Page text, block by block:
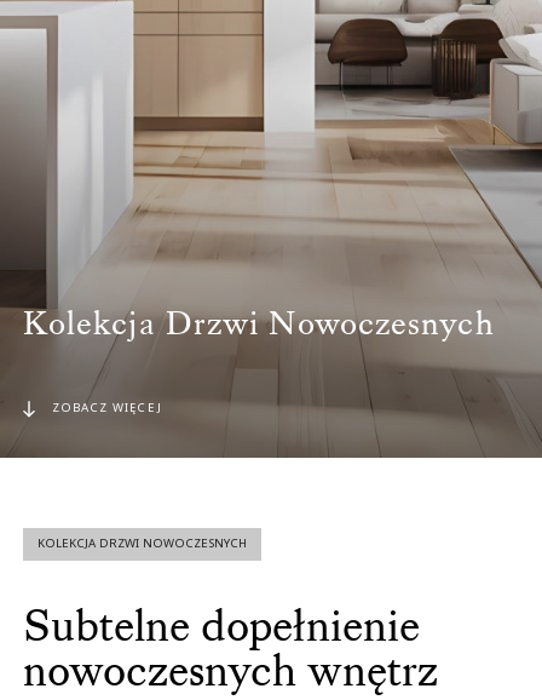
Kolekcja Drzwi Nowoczesnych
ZOBACZ WIĘCEJ
KOLEKCJA DRZWI NOWOCZESNYCH
Subtelne dopełnienie
nowoczesnych wnętrz